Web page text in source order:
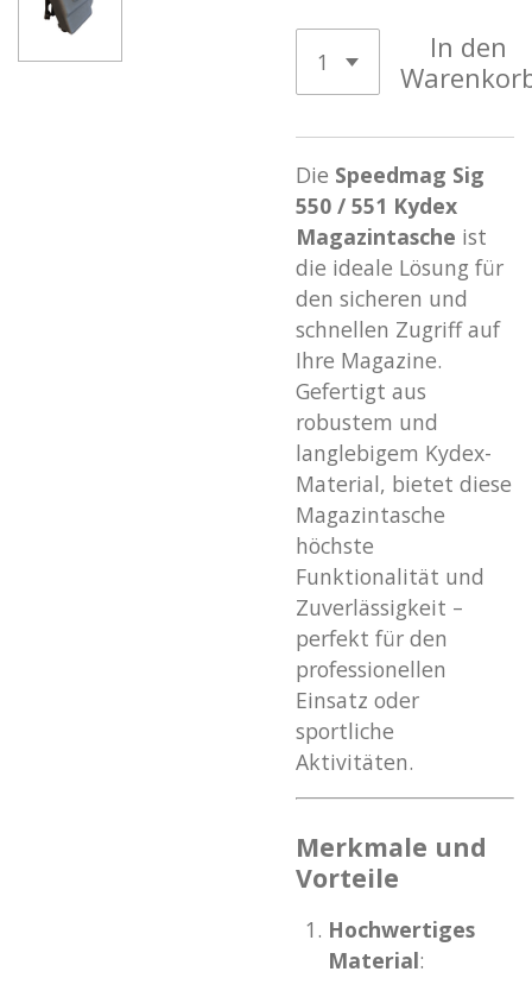
In den
Die Speedmag Sig
550 / 551 Kydex
Magazintasche ist
die ideale Lösung für
den sicheren und
schnellen Zugriff auf
Ihre Magazine.
Gefertigt aus
robustem und
langlebigem Kydex-
Material, bietet diese
Magazintasche
höchste
Funktionalität und
Zuverlässigkeit –
perfekt für den
professionellen
Einsatz oder
sportliche
Aktivitäten.
Merkmale und
Vorteile
Hochwertiges
Material: